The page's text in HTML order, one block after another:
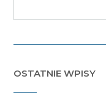
OSTATNIE WPISY